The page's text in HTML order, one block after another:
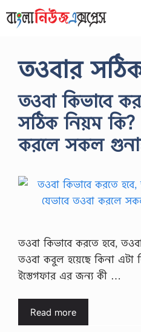
to
তওবার
তওবা কিভাবে
সঠিক নিয়ম কি?
করলে সকল
তওবা কিভাবে করতে হবে,
তওবা কবুল হয়েছে কিনা এটা
ইস্তেগফার এর জন্য কী …
Read more